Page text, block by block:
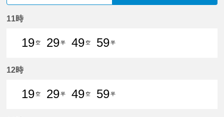
11時
19 空
29半
49 空
59半
12時
19 空
29半
49 空
59半